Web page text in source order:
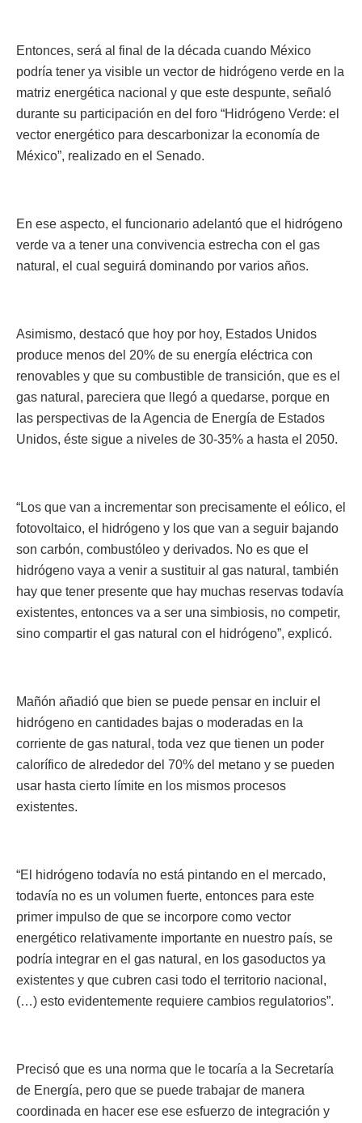
Entonces, será al final de la década cuando México
podría tener ya visible un vector de hidrógeno verde en la
matriz energética nacional y que este despunte, señaló
durante su participación en del foro “Hidrógeno Verde: el
vector energético para descarbonizar la economía de
México”, realizado en el Senado.
En ese aspecto, el funcionario adelantó que el hidrógeno
verde va a tener una convivencia estrecha con el gas
natural, el cual seguirá dominando por varios años.
Asimismo, destacó que hoy por hoy, Estados Unidos
produce menos del 20% de su energía eléctrica con
renovables y que su combustible de transición, que es el
gas natural, pareciera que llegó a quedarse, porque en
las perspectivas de la Agencia de Energía de Estados
Unidos, éste sigue a niveles de 30-35% a hasta el 2050.
“Los que van a incrementar son precisamente el eólico, el
fotovoltaico, el hidrógeno y los que van a seguir bajando
son carbón, combustóleo y derivados. No es que el
hidrógeno vaya a venir a sustituir al gas natural, también
hay que tener presente que hay muchas reservas todavía
existentes, entonces va a ser una simbiosis, no competir,
sino compartir el gas natural con el hidrógeno”, explicó.
Mañón añadió que bien se puede pensar en incluir el
hidrógeno en cantidades bajas o moderadas en la
corriente de gas natural, toda vez que tienen un poder
calorífico de alrededor del 70% del metano y se pueden
usar hasta cierto límite en los mismos procesos
existentes.
“El hidrógeno todavía no está pintando en el mercado,
todavía no es un volumen fuerte, entonces para este
primer impulso de que se incorpore como vector
energético relativamente importante en nuestro país, se
podría integrar en el gas natural, en los gasoductos ya
existentes y que cubren casi todo el territorio nacional,
(…) esto evidentemente requiere cambios regulatorios”.
Precisó que es una norma que le tocaría a la Secretaría
de Energía, pero que se puede trabajar de manera
coordinada en hacer ese ese esfuerzo de integración y